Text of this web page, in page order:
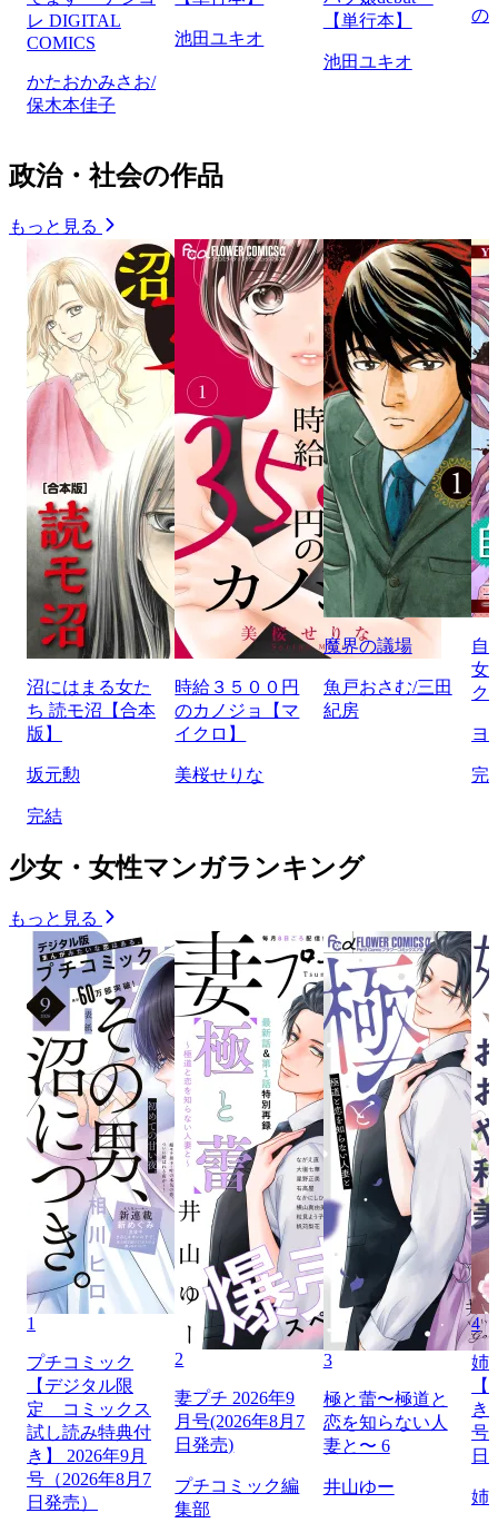
レ DIGITAL
COMICS
かたおかみさお/
保木本佳子
池田ユキオ
【単行本】
池田ユキオ
の
政治・社会の作品
もっと見る
沼にはまる女た
ち 読モ沼【合本
版】
坂元勲
完結
時給３５００円
のカノジョ【マ
イクロ】
美桜せりな
魔界の議場
魚戸おさむ/三田
紀房
自
女
ク
ヨ
完
少女・女性マンガランキング
もっと見る
1
プチコミック
【デジタル限
定 コミックス
試し読み特典付
き】 2026年9月
号（2026年8月7
日発売）
2
妻プチ 2026年9
月号(2026年8月7
日発売)
プチコミック編
集部
3
極と蕾〜極道と
恋を知らない人
妻と〜 6
井山ゆー
4
姉
き
号
日
姉